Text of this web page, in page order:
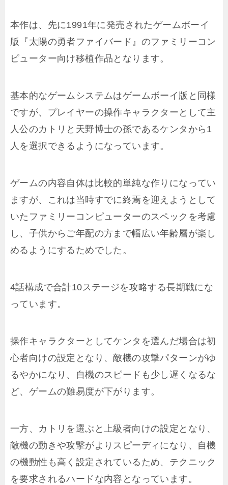
本作は、先に1991年に発売されたゲームボーイ
版『太陽の勇者ファイバード』のファミリーコン
ピューター向け移植作品となります。
基本的なゲームシステムはゲームボーイ版と同様
ですが、プレイヤーの操作キャラクターとして主
人公のカトリと天野博士の孫であるケンタから1
人を選択できるようになっています。
ゲームの内容自体は比較的単純な作りになってい
ますが、これは当時すでに終焉を迎えようとして
いたファミリーコンピューターのスペックを考慮
し、子供からご年配の方まで幅広い年齢層が楽し
めるようにするためでした。
4話構成で合計10ステージを攻略する長期戦にな
っています。
操作キャラクターとしてケンタを選んだ場合は初
心者向けの設定となり、敵機の攻撃パターンがゆ
るやかになり、自機のスピードも少し遅くなるな
ど、ゲームの難易度が下がります。
一方、カトリを選ぶと上級者向けの設定となり、
敵機の動きや攻撃がよりスピーディになり、自機
の機動性も高く設定されているため、テクニック
を要求されるハードな内容となっています。